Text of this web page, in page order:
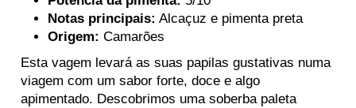
Notas principais: Alcaçuz e pimenta preta
Origem: Camarões
Esta vagem levará as suas papilas gustativas numa
viagem com um sabor forte, doce e algo
apimentado. Descobrimos uma soberba paleta